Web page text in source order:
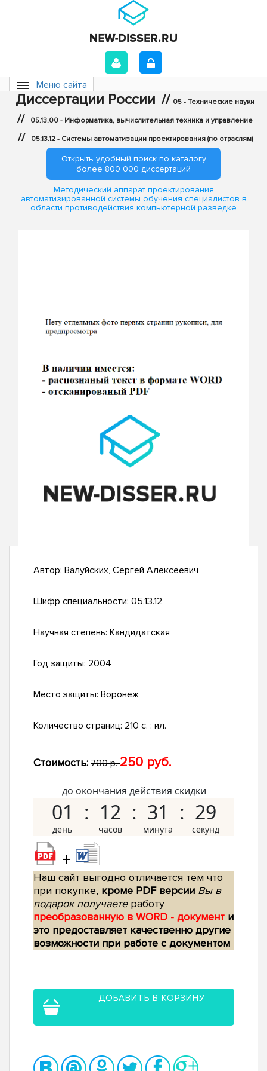
Меню сайта
Диссертации России // 05 - Технические науки
// 05.13.00 - Информатика, вычислительная техника и управление
// 05.13.12 - Системы автоматизации проектирования (по отраслям)
Открыть удобный поиск по каталогу
более 800 000 диссертаций
Методический аппарат проектирования
автоматизированной системы обучения специалистов в
области противодействия компьютерной разведке
Автор: Валуйских, Сергей Алексеевич
Шифр специальности: 05.13.12
Научная степень: Кандидатская
Год защиты: 2004
Место защиты: Воронеж
Количество страниц: 210 с. : ил.
Стоимость: 700 р.250 руб.
до окончания действия скидки
01 12 31 28
+
Наш сайт выгодно отличается тем что
при покупке, кроме PDF версии Вы в
подарок получаетеработу
преобразованную в WORD - документ и
это предоставляет качественно другие
возможности при работе с документом
ДОБАВИТЬ В КОРЗИНУ